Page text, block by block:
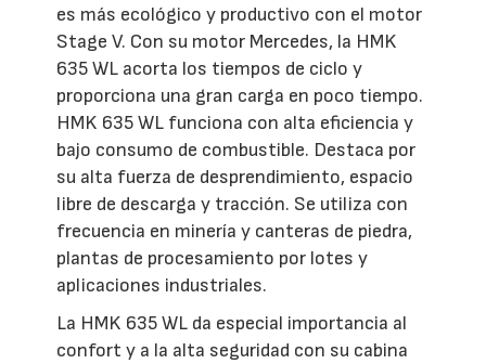
es más ecológico y productivo con el motor
Stage V. Con su motor Mercedes, la HMK
635 WL acorta los tiempos de ciclo y
proporciona una gran carga en poco tiempo.
HMK 635 WL funciona con alta eficiencia y
bajo consumo de combustible. Destaca por
su alta fuerza de desprendimiento, espacio
libre de descarga y tracción. Se utiliza con
frecuencia en minería y canteras de piedra,
plantas de procesamiento por lotes y
aplicaciones industriales.
La HMK 635 WL da especial importancia al
confort y a la alta seguridad con su cabina